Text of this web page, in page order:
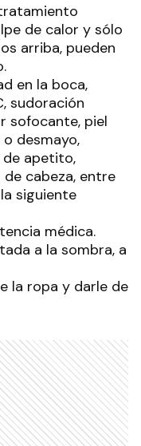
de calor y sólo
arriba, pueden
en la boca,
sudoración
sofocante, piel
desmayo,
apetito,
cabeza, entre
siguiente
médica.
a la sombra, a
la ropa y darle de